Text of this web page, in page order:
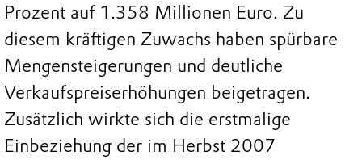
Prozent auf 1.358 Millionen Euro. Zu
diesem kräftigen Zuwachs haben spürbare
Mengensteigerungen und deutliche
Verkaufspreiserhöhungen beigetragen.
Zusätzlich wirkte sich die erstmalige
Einbeziehung der im Herbst 2007